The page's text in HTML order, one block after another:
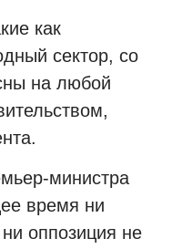
как
сектор, со
на любой
министра
время ни
оппозиция не